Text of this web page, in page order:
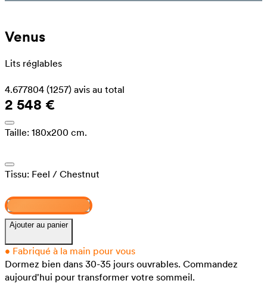
Venus
Lits réglables
4.677804 (1257) avis au total
2 548 €
Taille: 180x200 cm.
Tissu: Feel / Chestnut
Ajouter au panier
• Fabriqué à la main pour vous
Dormez bien dans 30-35 jours ouvrables. Commandez
aujourd'hui pour transformer votre sommeil.